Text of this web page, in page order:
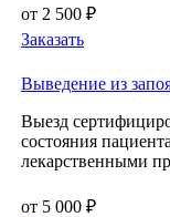
от 2 500 ₽
Заказать
Выведение из
Выезд
состояния
лекарственными
от 5 000 ₽